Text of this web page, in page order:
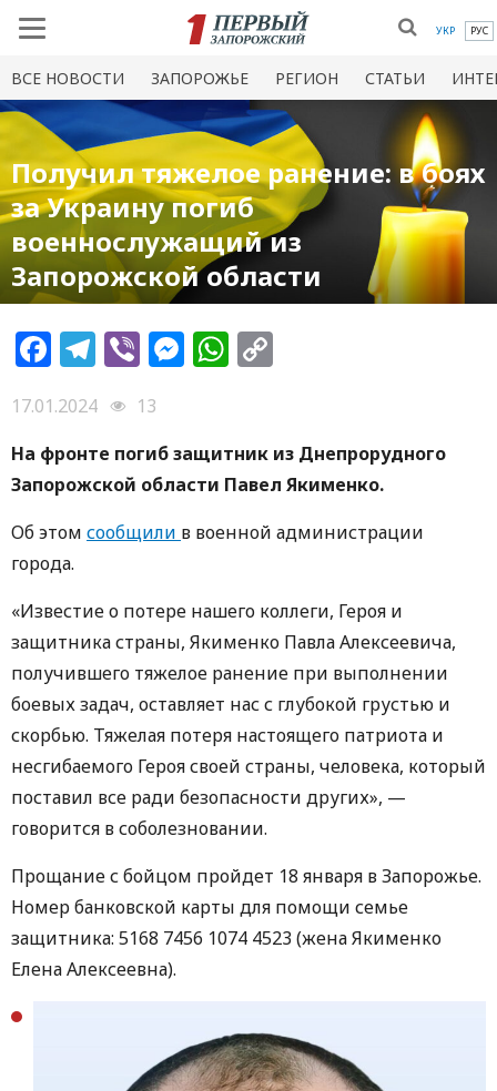
УКР РУС
ВСЕ НОВОСТИ ЗАПОРОЖЬЕ РЕГИОН СТАТЬИ
Получил тяжелое ранение: в боях
за Украину погиб
военнослужащий из
Запорожской области
Facebook
Telegram
ViberMessenger
WhatsApp
17.01.2024
13
На фронте погиб защитник из Днепрорудного
Запорожской области Павел Якименко.
Об этом сообщили в военной администрации
города.
«Известие о потере нашего коллеги, Героя и
защитника страны, Якименко Павла Алексеевича,
получившего тяжелое ранение при выполнении
боевых задач, оставляет нас с глубокой грустью и
скорбью. Тяжелая потеря настоящего патриота и
несгибаемого Героя своей страны, человека, который
поставил все ради безопасности других», —
говорится в соболезновании.
Прощание с бойцом пройдет 18 января в Запорожье.
Номер банковской карты для помощи семье
защитника: 5168 7456 1074 4523 (жена Якименко
Елена Алексеевна).